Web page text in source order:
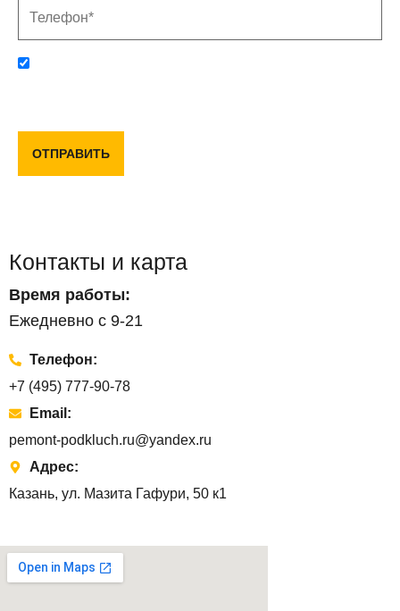
ОТПРАВИТЬ
Контакты и карта
Время работы:
Ежедневно с 9-21
Телефон:
+7 (495) 777-90-78
Email:
pemont-podkluch.ru@yandex.ru
Адрес:
Казань, ул. Мазита Гафури, 50 к1